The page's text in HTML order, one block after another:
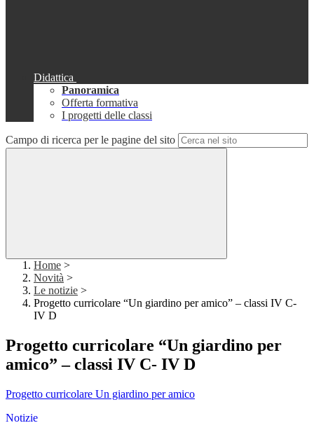
Didattica
Panoramica
Offerta formativa
I progetti delle classi
Campo di ricerca per le pagine del sito
Home >
Novità >
Le notizie >
Progetto curricolare “Un giardino per amico” – classi IV C-
IV D
Progetto curricolare “Un giardino per
amico” – classi IV C- IV D
Progetto curricolare Un giardino per amico
Notizie